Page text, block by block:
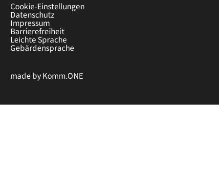
Cookie-Einstellungen
Datenschutz
Impressum
Barrierefreiheit
Leichte Sprache
Gebärdensprache
made byKomm.ONE